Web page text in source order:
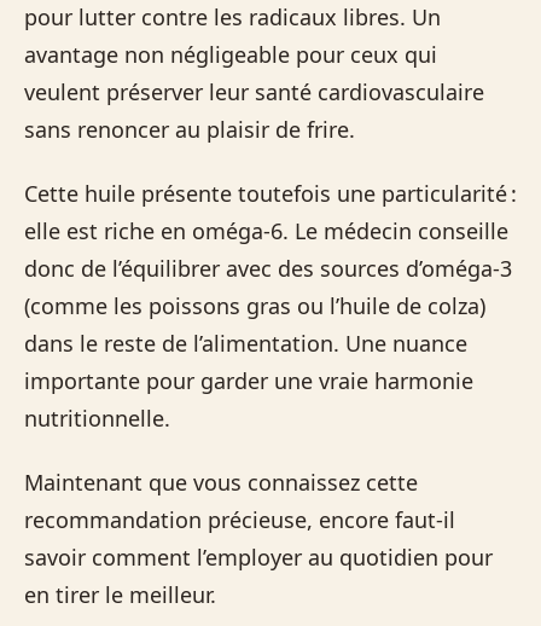
pour lutter contre les radicaux libres. Un
avantage non négligeable pour ceux qui
veulent préserver leur santé cardiovasculaire
sans renoncer au plaisir de frire.
Cette huile présente toutefois une particularité :
elle est riche en oméga‑6. Le médecin conseille
donc de l’équilibrer avec des sources d’oméga‑3
(comme les poissons gras ou l’huile de colza)
dans le reste de l’alimentation. Une nuance
importante pour garder une vraie harmonie
nutritionnelle.
Maintenant que vous connaissez cette
recommandation précieuse, encore faut-il
savoir comment l’employer au quotidien pour
en tirer le meilleur.